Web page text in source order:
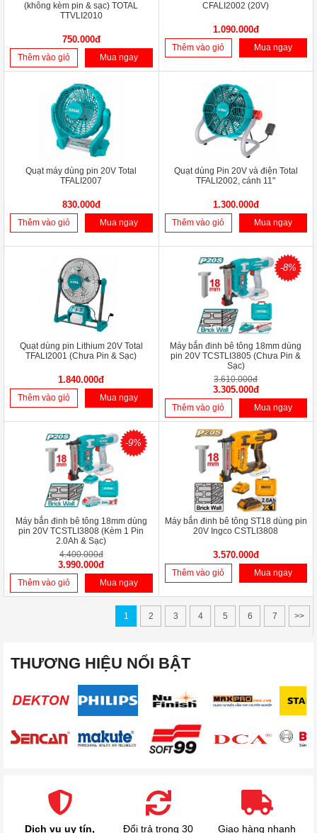
(không kèm pin & sạc) TOTAL
TTVLI2010
750.000đ
Thêm vào giỏ Mua ngay
CFALI2002 (20V)
1.090.000đ
Thêm vào giỏ Mua ngay
Quạt máy dùng pin 20V Total
TFALI2007
830.000đ
Thêm vào giỏ Mua ngay
Quạt dùng Pin 20V và điện Total
TFALI2002, cánh 11"
1.300.000đ
Thêm vào giỏ Mua ngay
Quạt dùng pin Lithium 20V Total
TFALI2001 (Chưa Pin & Sạc)
1.840.000đ
Thêm vào giỏ Mua ngay
-8%
Máy bắn đinh bê tông 18mm dùng
pin 20V TCSTLI3805 (Chưa Pin &
Sạc)
3.610.000đ
3.305.000đ
Thêm vào giỏ Mua ngay
-9%
Máy bắn đinh bê tông 18mm dùng
pin 20V TCSTLI3808 (Kèm 1 Pin
2.0Ah & Sạc)
4.400.000đ
3.990.000đ
Thêm vào giỏ Mua ngay
Máy bắn đinh bê tông ST18 dùng pin
20V Ingco CSTLI3808
3.570.000đ
Thêm vào giỏ Mua ngay
1 2 3 4 5 6 7 >>
THƯƠNG HIỆU NỔI BẬT
Dịch vụ uy tín,
Đổi trả trong 30
Giao hàng nhanh